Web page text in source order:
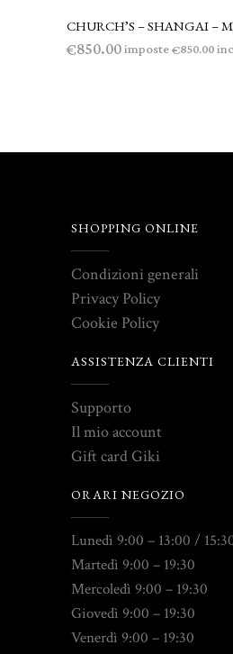
AGGIUNGI AL
CHURCH’S – SHANGAI –
€850.00imposte€850.00
SHOPPING ONLINE
Condizioni generali
Privacy Policy
Cookie Policy
ASSISTENZA CLIENTI
Supporto
Il mio account
Gift card Giki
ORARI NEGOZIO
Lunedì 9:00 – 13:00 /
Martedì 9:00 – 19:30
Mercoledì 9:00 – 19:30
Giovedì 9:00 – 19:30
Venerdì 9:00 – 19:30